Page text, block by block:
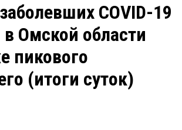
Рейтинги
Блоги
Архив
COVID-19
в Омской области
пикового
(итоги суток)